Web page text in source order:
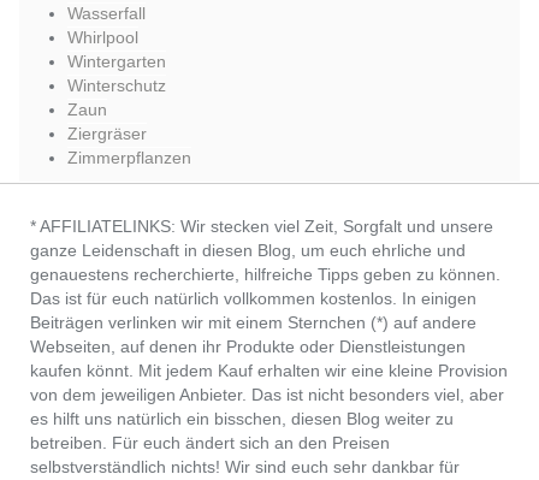
Wasserfall
Whirlpool
Wintergarten
Winterschutz
Zaun
Ziergräser
Zimmerpflanzen
* AFFILIATELINKS: Wir stecken viel Zeit, Sorgfalt und unsere
ganze Leidenschaft in diesen Blog, um euch ehrliche und
genauestens recherchierte, hilfreiche Tipps geben zu können.
Das ist für euch natürlich vollkommen kostenlos. In einigen
Beiträgen verlinken wir mit einem Sternchen (*) auf andere
Webseiten, auf denen ihr Produkte oder Dienstleistungen
kaufen könnt. Mit jedem Kauf erhalten wir eine kleine Provision
von dem jeweiligen Anbieter. Das ist nicht besonders viel, aber
es hilft uns natürlich ein bisschen, diesen Blog weiter zu
betreiben. Für euch ändert sich an den Preisen
selbstverständlich nichts! Wir sind euch sehr dankbar für